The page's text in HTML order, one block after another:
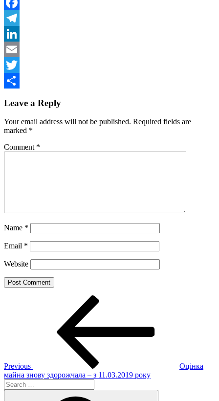
Facebook
Telegram
LinkedIn
Email
Twitter
Leave a Reply
Your email address will not be published. Required fields are
marked *
Comment *
Name *
Email *
Website
Previous
Оцінка
майна знову здорожчала – з 11.03.2019 року
Search
for: